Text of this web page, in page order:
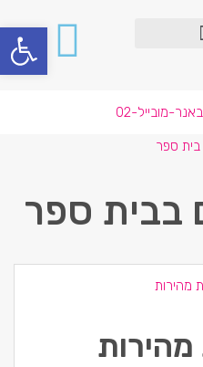
בית ספר
בבית ספר
מהירות
פתח